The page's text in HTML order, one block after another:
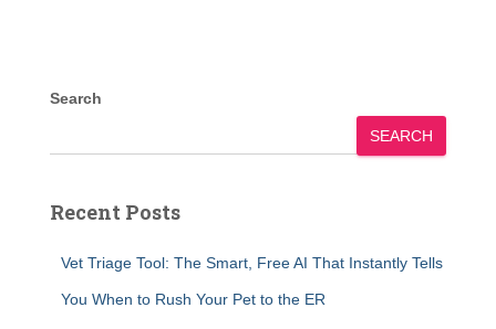
Search
SEARCH
Recent Posts
Vet Triage Tool: The Smart, Free AI That Instantly Tells
You When to Rush Your Pet to the ER